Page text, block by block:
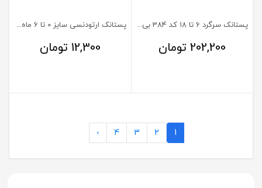
پستانک سرگرد 6 تا 18 کد 384 بی بی لند
202,200 تومان
پستانک ارتودنسی سایز 0 تا 6 ماه مایا
12,300 تومان
1
2
3
4
›